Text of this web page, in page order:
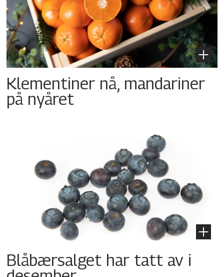
Klementiner nå, mandariner
på nyåret
Blåbærsalget har tatt av i